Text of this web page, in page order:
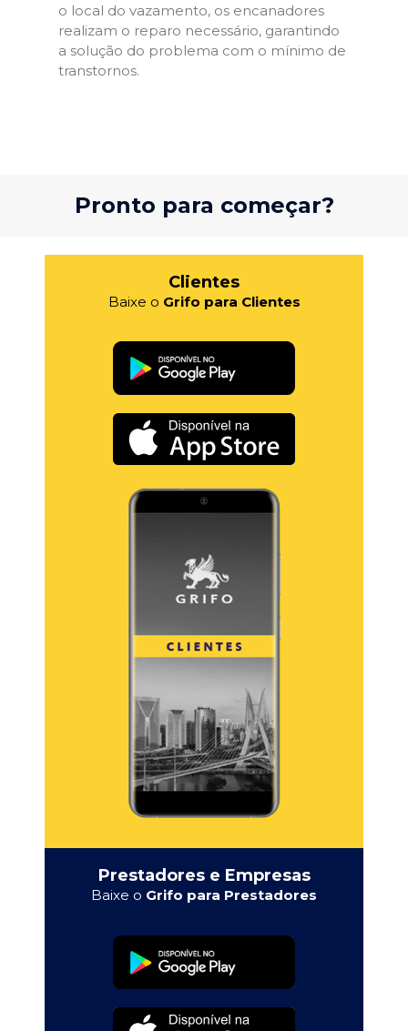
o local do vazamento, os encanadores
realizam o reparo necessário, garantindo
a solução do problema com o mínimo de
transtornos.
Pronto para começar?
Clientes
Baixe o Grifo para Clientes
Prestadores e Empresas
Baixe o Grifo para Prestadores